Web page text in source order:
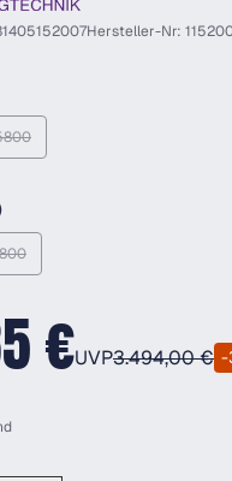
Hersteller-Nr:
nicht verfügbar.)
ist zurzeit nicht verfügbar.)
(Diese Option ist zurzeit nicht
auswählen
nicht verfügbar.)
ist zurzeit nicht verfügbar.)
(Diese Option ist zurzeit nicht
€UVP3.494,00 € -